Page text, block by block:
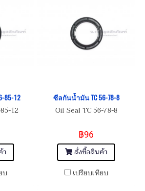
85-12
12
บ
ซีลกันน้ำมัน TC 56-78-8
Oil Seal TC 56-78-8
฿96
สั่งซื้อสินค้า
เปรียบเทียบ